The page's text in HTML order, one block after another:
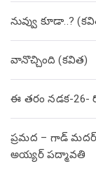
నువ్వు కూడా..?
వానొచ్చింది (కవిత)
ఈ తరం నడక-
ప్రమద – గాడ్
అయ్యర్ పద్మావతి